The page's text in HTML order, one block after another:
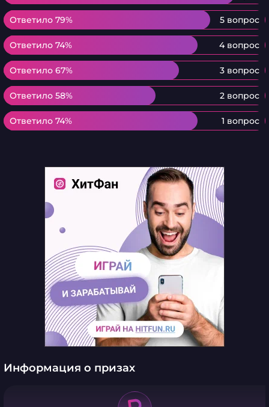
Ответило 79% 5 вопрос
Ответило 79%
Ответило 74% 4 вопрос
Ответило 74%
Ответило 67% 3 вопрос
Ответило 67%
Ответило 58% 2 вопрос
Ответило 58%
Ответило 74% 1 вопрос
Ответило 74%
Информация о призах